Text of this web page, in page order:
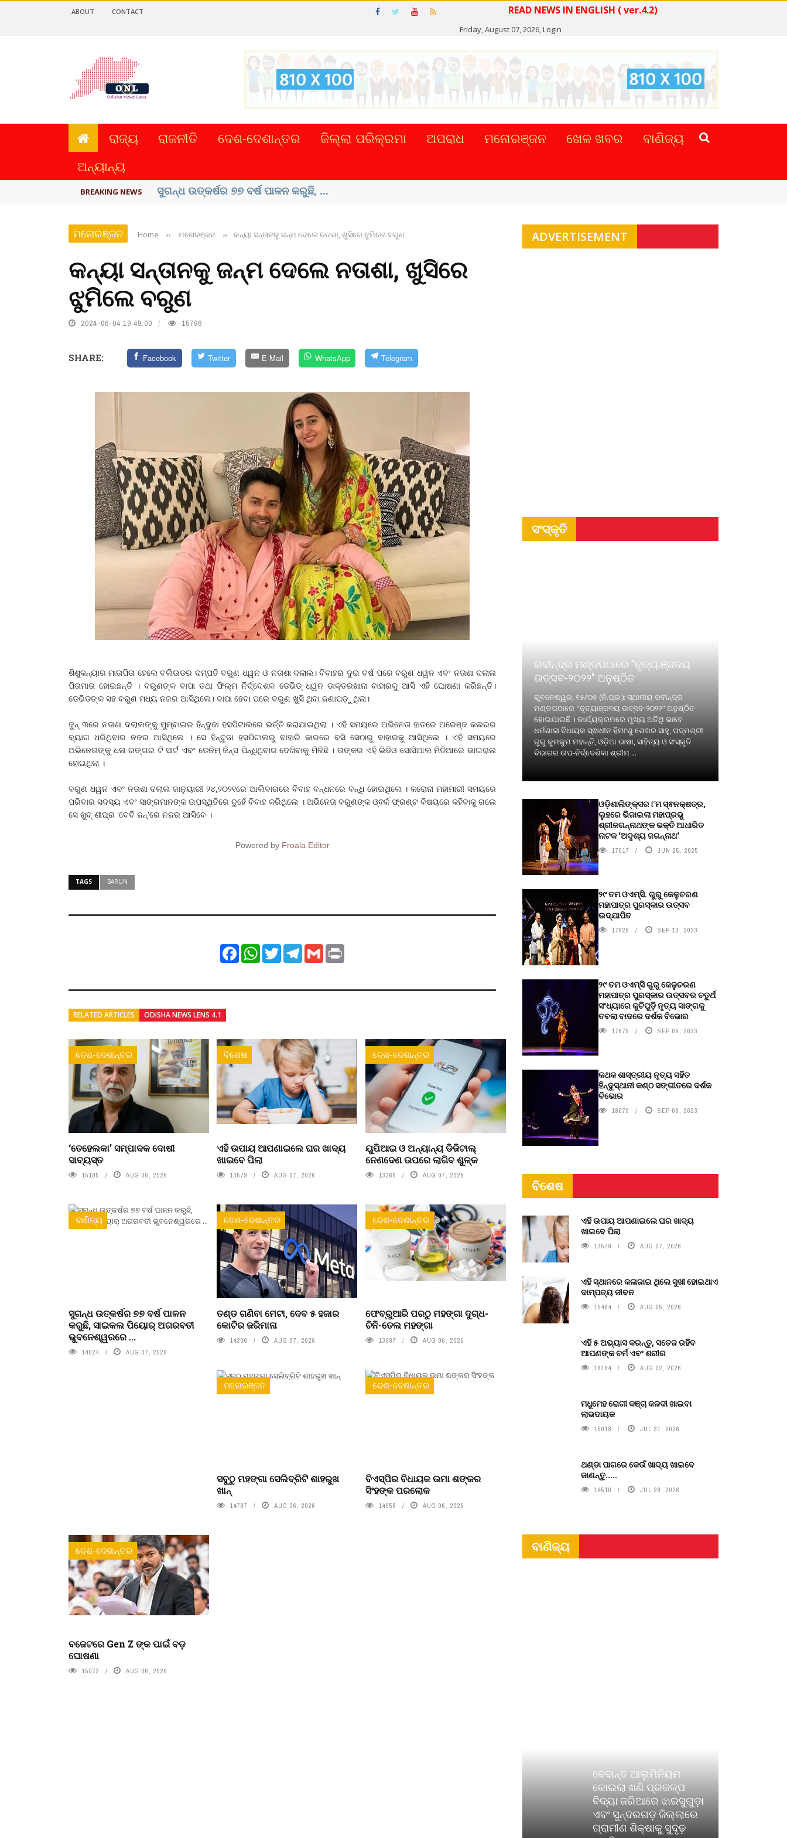
READ NEWS IN ENGLISH ( ver.4.2)
Friday, August 07, 2026,Login
ABOUT CONTACT
ରାଜ୍ୟ ରାଜନୀତି ଦେଶ-ଦେଶାନ୍ତର ଜିଲ୍ଲା ପରିକ୍ରମା ଅପରାଧ ମନୋରଞ୍ଜନ ଖେଳ ଖବର
ବାଣିଜ୍ୟ
ଅନ୍ୟାନ୍ୟ
BREAKING NEWS ୟୁପିଆଇ ଓ ଅନ୍ୟାନ୍ୟ ଡିଜିଟାଲ୍ ନେଣଦେଣ ...
ମନୋରଞ୍ଜନ Home ›› ମନୋରଞ୍ଜନ ›› କନ୍ୟା ସନ୍ତାନକୁ ଜନ୍ମ ଦେଲେ ନତାଶା, ଖୁସିରେ ଝୁମିଲେ ବରୁଣ
କନ୍ୟା ସନ୍ତାନକୁ ଜନ୍ମ ଦେଲେ ନତାଶା, ଖୁସିରେ
ଝୁମିଲେ ବରୁଣ
2024-06-04 19:49:00 15796
SHARE: Facebook Twitter E-Mail WhatsApp Telegram
ଶିଶୁକନ୍ୟାର ମାତାପିତା ହେଲେ ବଲିଉଡର ଦମ୍ପତି ବରୁଣ ଧୱନ ଓ ନତାଶା ଦଲାଲ। ବିବାହର ଦୁଇ ବର୍ଷ ପରେ ବରୁଣ ଧୱନ ଏବଂ ନତାଶା ଦଲାଲ
ପିତାମାତା ହୋଇଛନ୍ତି । ବରୁଣଙ୍କ ବାପା ତଥା ଫିଲ୍ମ ନିର୍ଦ୍ଦେଶକ ଡେଭିଡ୍ ଧୱନ ଡାକ୍ତରଖାନା ବାହାରକୁ ଆସି ଏହି ଘୋଷଣା କରିଛନ୍ତି।
ଡେଭିଡଙ୍କ ସହ ବରୁଣ ମଧ୍ୟ ନଜର ଆସିଥିଲେ। ବାପା ହେବା ପରେ ବରୁଣ ଖୁସି ଥିବା ଜଣାପଡ଼ୁଥିଲା।
ଜୁନ୍ ୩ରେ ନତାଶା ଦଲାଲଙ୍କୁ ମୁମ୍ବାଇର ହିନ୍ଦୁଜା ହସପିଟାଲରେ ଭର୍ତ୍ତି କରାଯାଇଥିଲା । ଏହି ସମୟରେ ଅଭିନେତା ହାତରେ ଅରେଞ୍ଜ କଲରର
ବ୍ୟାଗ ଧରିଥିବାର ନଜର ଆସିଥିଲେ । ସେ ହିନ୍ଦୁଜା ହସପିଟାଲରୁ ବାହାରି କାରରେ ବସି ସେଠାରୁ ବାହାରକୁ ଆସିଥିଲେ । ଏହି ସମୟରେ
ଅଭିନେତାଙ୍କୁ ଧଳା ରଙ୍ଗର ଟି ସାର୍ଟ ଏବଂ ଡେନିମ୍ ଜିନ୍ସ ପିନ୍ଧିଥିବାର ଦେଖିବାକୁ ମିଳିଛି । ତାଙ୍କର ଏହି ଭିଡିଓ ସୋସିଆଲ ମିଡିଆରେ ଭାଇରାଲ
ହୋଇଥିଲା ।
ବରୁଣ ଧୱନ ଏବଂ ନତାଶା ଦଲାଲ ଜାନୁୟାରୀ ୨୪,୨୦୨୧ରେ ଆଲିବାଗରେ ବିବାହ ବନ୍ଧନରେ ବନ୍ଧି ହୋଇଥିଲେ । କରୋନା ମହାମାରୀ ସମୟରେ
ପରିବାର ସଦସ୍ୟ ଏବଂ ସାଙ୍ଗମାନଙ୍କ ଉପସ୍ଥିତିରେ ଦୁହେଁ ବିବାହ କରିଥିଲେ । ଅଭିନେତା ବରୁଣଙ୍କ ଓ୍ଵର୍କ ଫ୍ରଣ୍ଟ ବିଷୟରେ କହିବାକୁ ଗଲେ
ସେ ଖୁବ୍ ଶୀଘ୍ର 'ବେବି ଜନ୍'ରେ ନଜର ଆସିବେ ।
Powered by Froala Editor
TAGS BARUN
FacebookWhatsApp
TwitterTelegram
Gmail
RELATED ARTICLES ODISHA NEWS LENS 4.1
ଦେଶ-ଦେଶାନ୍ତର
‘ତେହେଲକା’ ସମ୍ପାଦକ ଦୋଷୀ
ସାବ୍ୟସ୍ତ
15185 AUG 06, 2026
ବିଶେଷ
ଏହି ଉପାୟ ଆପଣାଇଲେ ଘର ଖାଦ୍ୟ
ଖାଇବେ ପିଲା
13579 AUG 07, 2026
ଦେଶ-ଦେଶାନ୍ତର
ୟୁପିଆଇ ଓ ଅନ୍ୟାନ୍ୟ ଡିଜିଟାଲ୍
ନେଣଦେଣ ଉପରେ ଲାଗିବ ଶୁଳ୍କ
13368 AUG 07, 2026
ବାଣିଜ୍ୟ
ସୁଗନ୍ଧ ଉତ୍କର୍ଷର ୭୭ ବର୍ଷ ପାଳନ
କରୁଛି, ସାଇକଲ ପିୟୋର୍‌ ଅଗରବତୀ
ଭୁବନେଶ୍ୱରରେ ...
14024 AUG 07, 2026
ଦେଶ-ଦେଶାନ୍ତର
ତଣ୍ଡ ଗଣିବା ମେଟା, ଦେବ ୫ ହଜାର
କୋଟିର ଜରିମାନା
14206 AUG 07, 2026
ଦେଶ-ଦେଶାନ୍ତର
ଫେବ୍ରୁଆରି ପରଠୁ ମହଙ୍ଗା ଦୁଗ୍ଧ-
ଚିନି-ତେଲ ମହଙ୍ଗା
13687 AUG 06, 2026
ମନୋରଞ୍ଜନ
ସବୁଠୁ ମହଙ୍ଗା ସେଲିବ୍ରିଟି ଶାହରୁଖ
ଖାନ୍
14787 AUG 06, 2026
ଦେଶ-ଦେଶାନ୍ତର
ବିଏସ୍‌ପିର ବିଧାୟକ ଉମା ଶଙ୍କର
ସିଂହଙ୍କ ପରଲୋକ
14958 AUG 06, 2026
ଦେଶ-ଦେଶାନ୍ତର
ବଜେଟରେ Gen Z ଙ୍କ ପାଇଁ ବଡ଼
ଘୋଷଣା
15072 AUG 06, 2026
ADVERTISEMENT
ସଂସ୍କୃତି
ରବୀନ୍ଦ୍ର ମଣ୍ଡପଠାରେ "ନୃତ୍ୟାଞ୍ଜଳୟ
ଉତ୍ସବ-୨୦୨୨" ଅନୁଷ୍ଠିତ
ଭୁବନେଶ୍ୱର, ୧୫/୦୫ (ନି.ପ୍ର.): ସ୍ଥାନୀୟ ରବୀନ୍ଦ୍ର
ମଣ୍ଡପଠାରେ "ନୃତ୍ୟାଞ୍ଜଳୟ ଉତ୍ସବ-୨୦୨୨" ଅନୁଷ୍ଠିତ
ହୋଇଯାଇଛି । କାର୍ଯ୍ୟକ୍ରମରେ ମୁଖ୍ୟ ଅତିଥି ଭାବେ
ଧର୍ମଶାଳା ବିଧାୟକ ସ୍ଵାଧୀନ ହିମାଂଶୁ ଶେଖର ସାହୁ, ପଦ୍ମଶ୍ରୀ
ଗୁରୁ କୁମକୁମ ମହାନ୍ତି, ଓଡ଼ିଆ ଭାଷା, ସାହିତ୍ୟ ଓ ସଂସ୍କୃତି
ବିଭାଗର ଉପ-ନିର୍ଦ୍ଦେଶିକା ଶ୍ରୀମ ...
ଓଡ଼ିଶାଲିଙ୍କ୍ସର ୮ମ ସ୍ଵନକ୍ଷତ୍ର,
ଲୁହରେ ଭିଜାଇଲା ମହାପ୍ରଭୁ
ଶ୍ରୀଜଗନ୍ନାଥଙ୍କ ଭକ୍ତି ଆଧାରିତ
ନାଟକ ‘ଅଦୃଶ୍ୟ ଜଗନ୍ନାଥ‘
17017 JUN 25, 2025
୨୯ ତମ ଓଏମ୍‌ସି. ଗୁରୁ କେଳୁଚରଣ
ମହାପାତ୍ର ପୁରସ୍କାର ଉତ୍ସବ
ଉଦ୍‍ଯାପିତ
17628 SEP 10, 2023
୨୯ ତମ ଓଏମ୍‌ସି ଗୁରୁ କେଳୁଚରଣ
ମହାପାତ୍ର ପୁରସ୍କାର ଉତ୍ସବର ଚତୁର୍ଥ
ସଂଧ୍ୟାରେ କୁଚିପୁଡ଼ି ନୃତ୍ୟ ସାଙ୍ଗକୁ
ତବଲା ବାଦରେ ଦର୍ଶକ ବିଭୋର
17679 SEP 09, 2023
କଥକ ଶାସ୍ତ୍ରୀୟ ନୃତ୍ୟ ସହିତ
ହିନ୍ଦୁସ୍ଥାନୀ କଣ୍ଠ ସଙ୍ଗୀତରେ ଦର୍ଶକ
ବିଭୋର
18079 SEP 06, 2023
ବିଶେଷ
ଏହି ଉପାୟ ଆପଣାଇଲେ ଘର ଖାଦ୍ୟ
ଖାଇବେ ପିଲା
13579 AUG 07, 2026
ଏହି ସ୍ଥାନରେ କଳାଜାଇ ଥିଲେ ସୁଖୀ ହୋଇଥାଏ
ଦାମ୍ପତ୍ୟ ଜୀବନ
15464 AUG 05, 2026
ଏହି ୫ ଅଭ୍ୟାସ କରନ୍ତୁ, ସତେଜ ରହିବ
ଆପଣଙ୍କ ଚର୍ମ ଏବଂ ଶରୀର
16164 AUG 02, 2026
ମଧୁମେହ ରୋଗୀ କଞ୍ଚା କଳଦୀ ଖାଇବା
ଲାଭଦାୟକ
15018 JUL 31, 2026
ଥଣ୍ଡା ପାଗରେ କେଉଁ ଖାଦ୍ୟ ଖାଇବେ
ଜାଣନ୍ତୁ.....
14510 JUL 28, 2026
ବାଣିଜ୍ୟ
ବେଦାନ୍ତ ଆଲୁମିନିୟମ
କୋଇଲା ଖଣି ପ୍ରକଳ୍ପ
ବିଦ୍ୟା ଜରିଆରେ ଝାରସୁଗୁଡ଼ା
ଏବଂ ସୁନ୍ଦରଗଡ଼ ଜିଲ୍ଲାରେ
ଗ୍ରାମୀଣ ଶିକ୍ଷାକୁ ସୁଦୃଢ଼